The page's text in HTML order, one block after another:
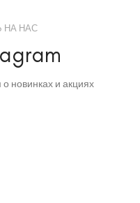
НА НАС
новинках и акциях